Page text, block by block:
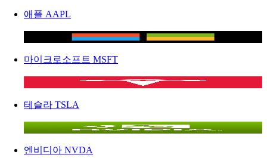
애플 AAPL
마이크로소프트 MSFT
테슬라 TSLA
엔비디아 NVDA